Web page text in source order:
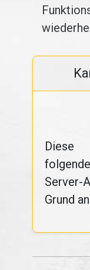
Diese
Server-
Grund